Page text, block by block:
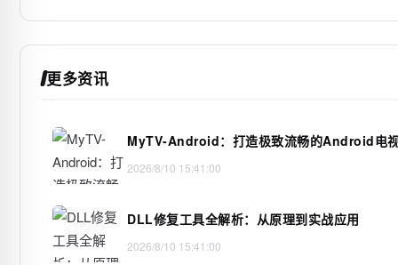
更多资讯
MyTV-Android：打造极致流畅的Android电
2026/8/10 15:41:00
DLL修复工具全解析：从原理到实战应用
2026/8/10 15:41:00